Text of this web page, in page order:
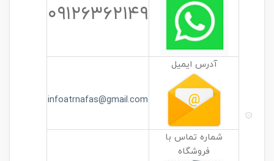
۰۹۱۲۶۳۶۲۱۴۹
آدرس ایمیل
infoatrnafas@gmail.com
شماره تماس با
فروشگاه